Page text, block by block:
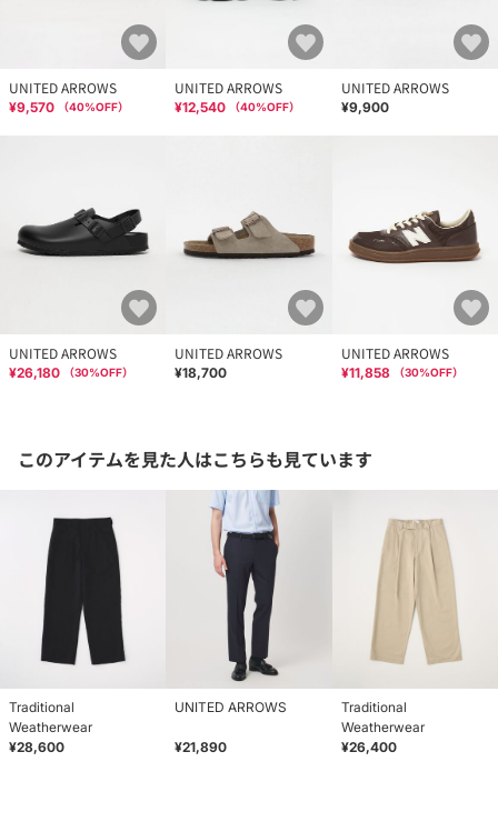
UNITED ARROWS
¥9,570 （40%OFF）
UNITED ARROWS
¥12,540 （40%OFF）
UNITED ARROWS
¥9,900
UNITED ARROWS
¥26,180 （30%OFF）
UNITED ARROWS
¥18,700
UNITED ARROWS
¥11,858 （30%OFF）